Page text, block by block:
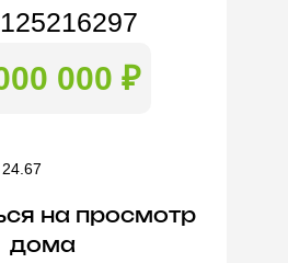
000 ₽
24.67
на просмотр
дома